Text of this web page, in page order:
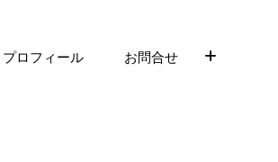
プロフィール お問合せ